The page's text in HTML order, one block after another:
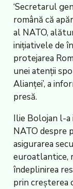
‘Secretarul
română că
al NATO,
inițiativele de
protejarea
unei atenții
Alianței’, a
presă.
Ilie Bolojan l-
NATO despre
asigurarea
euroatlantice,
îndeplinirea
prin creșterea